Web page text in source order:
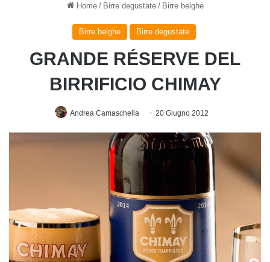
Home / Birre degustate / Birre belghe
Birre belghe Birre degustate
GRANDE RÉSERVE DEL
BIRRIFICIO CHIMAY
Andrea Camaschella 20 Giugno 2012